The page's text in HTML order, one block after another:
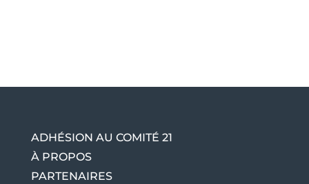
ADHÉSION AU COMITÉ 21
À PROPOS
PARTENAIRES